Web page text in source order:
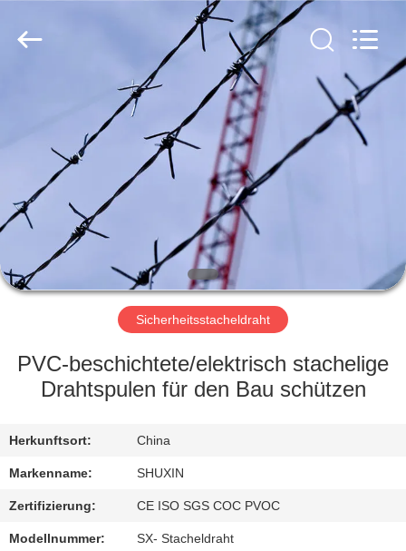
PRODUKTE
ÜBER
UNS
WERKSBESICHTIGUNG
QUALITÄTSKONTROLLE
KONTAKT
MIT
UNS
NACHRICHTEN
Ltd..
Sicherheitsstacheldraht
PVC-beschichtete/elektrisch stachelige
Drahtspulen für den Bau schützen
Herkunftsort: China
Markenname: SHUXIN
Zertifizierung: CE ISO SGS COC PVOC
Modellnummer: SX- Stacheldraht